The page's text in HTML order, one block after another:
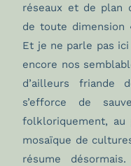
réseaux et de plan
de toute
Et je ne parle pas
encore nos
d’ailleurs friande
s’efforce de
folkloriquement, au
mosaïque de
résume